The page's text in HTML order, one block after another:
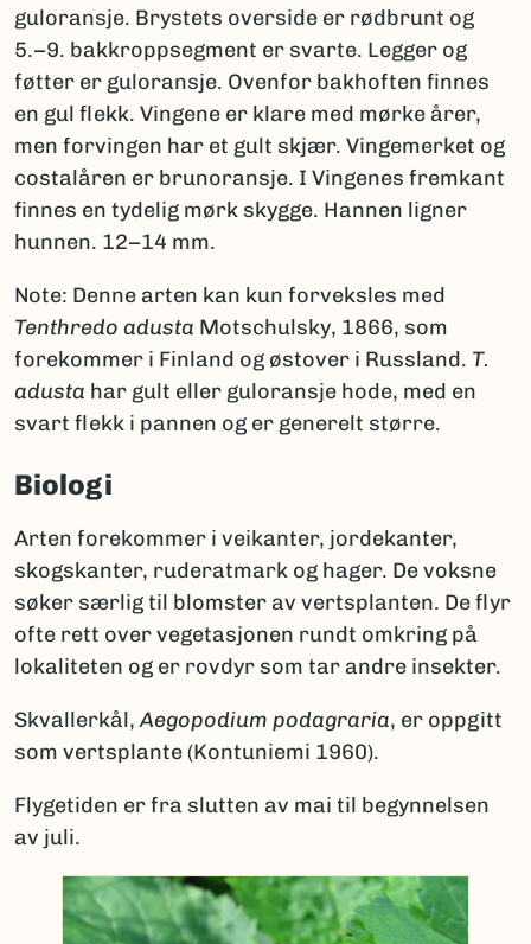
guloransje. Brystets overside er rødbrunt og
5.−9. bakkroppsegment er svarte. Legger og
føtter er guloransje. Ovenfor bakhoften finnes
en gul flekk. Vingene er klare med mørke årer,
men forvingen har et gult skjær. Vingemerket og
costalåren er brunoransje. I Vingenes fremkant
finnes en tydelig mørk skygge. Hannen ligner
hunnen. 12−14 mm.
Note: Denne arten kan kun forveksles med
Tenthredo adusta Motschulsky, 1866, som
forekommer i Finland og østover i Russland. T.
adusta har gult eller guloransje hode, med en
svart flekk i pannen og er generelt større.
Biologi
Arten forekommer i veikanter, jordekanter,
skogskanter, ruderatmark og hager. De voksne
søker særlig til blomster av vertsplanten. De flyr
ofte rett over vegetasjonen rundt omkring på
lokaliteten og er rovdyr som tar andre insekter.
Skvallerkål,Aegopodium podagraria, er oppgitt
som vertsplante (Kontuniemi 1960).
Flygetiden er fra slutten av mai til begynnelsen
av juli.